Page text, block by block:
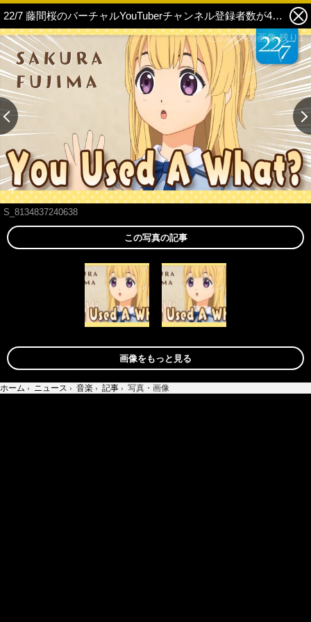
22/7 藤間桜のバーチャルYouTuberチャンネル登録者数が4日で1万人突破！北米最大のアニメイベント『Anime Expo 2018』に出演決定 1枚目の写真・画像
S_8134837240638
この記事の画像 残り1
この写真の記事
画像をもっと見る
ホーム › ニュース › 音楽 › 記事 › 写真・画像